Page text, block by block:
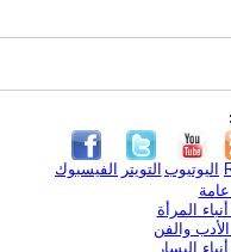
الفيسبوك التويتر اليوتيوب
عامة
المرأة
الأدب والفن
اليسار